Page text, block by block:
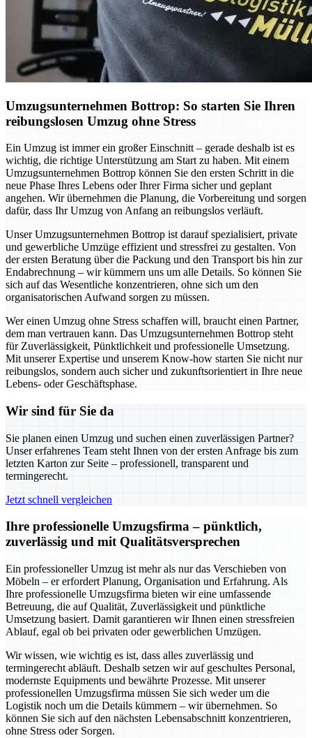
Umzugsunternehmen Bottrop: So starten Sie Ihren
reibungslosen Umzug ohne Stress
Ein Umzug ist immer ein großer Einschnitt – gerade deshalb ist es
wichtig, die richtige Unterstützung am Start zu haben. Mit einem
Umzugsunternehmen Bottrop können Sie den ersten Schritt in die
neue Phase Ihres Lebens oder Ihrer Firma sicher und geplant
angehen. Wir übernehmen die Planung, die Vorbereitung und sorgen
dafür, dass Ihr Umzug von Anfang an reibungslos verläuft.
Unser Umzugsunternehmen Bottrop ist darauf spezialisiert, private
und gewerbliche Umzüge effizient und stressfrei zu gestalten. Von
der ersten Beratung über die Packung und den Transport bis hin zur
Endabrechnung – wir kümmern uns um alle Details. So können Sie
sich auf das Wesentliche konzentrieren, ohne sich um den
organisatorischen Aufwand sorgen zu müssen.
Wer einen Umzug ohne Stress schaffen will, braucht einen Partner,
dem man vertrauen kann. Das Umzugsunternehmen Bottrop steht
für Zuverlässigkeit, Pünktlichkeit und professionelle Umsetzung.
Mit unserer Expertise und unserem Know-how starten Sie nicht nur
reibungslos, sondern auch sicher und zukunftsorientiert in Ihre neue
Lebens- oder Geschäftsphase.
Wir sind für Sie da
Sie planen einen Umzug und suchen einen zuverlässigen Partner?
Unser erfahrenes Team steht Ihnen von der ersten Anfrage bis zum
letzten Karton zur Seite – professionell, transparent und
termingerecht.
Jetzt schnell vergleichen
Ihre professionelle Umzugsfirma – pünktlich,
zuverlässig und mit Qualitätsversprechen
Ein professioneller Umzug ist mehr als nur das Verschieben von
Möbeln – er erfordert Planung, Organisation und Erfahrung. Als
Ihre professionelle Umzugsfirma bieten wir eine umfassende
Betreuung, die auf Qualität, Zuverlässigkeit und pünktliche
Umsetzung basiert. Damit garantieren wir Ihnen einen stressfreien
Ablauf, egal ob bei privaten oder gewerblichen Umzügen.
Wir wissen, wie wichtig es ist, dass alles zuverlässig und
termingerecht abläuft. Deshalb setzen wir auf geschultes Personal,
modernste Equipments und bewährte Prozesse. Mit unserer
professionellen Umzugsfirma müssen Sie sich weder um die
Logistik noch um die Details kümmern – wir übernehmen. So
können Sie sich auf den nächsten Lebensabschnitt konzentrieren,
ohne Stress oder Sorgen.